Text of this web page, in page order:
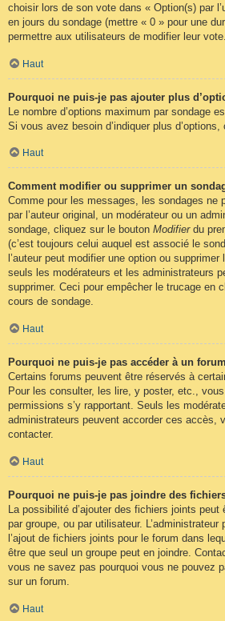
choisir lors de son vote dans « Option(s) par
en jours du sondage (mettre « 0 » pour une
permettre aux utilisateurs de modifier leur vote.
Haut
Pourquoi ne puis-je pas ajouter plus
Le nombre d’options maximum par sondage
Si vous avez besoin d’indiquer plus d’options,
Haut
Comment modifier ou supprimer un
Comme pour les messages, les sondages ne
par l’auteur original, un modérateur ou un
sondage, cliquez sur le bouton Modifierdu
(c’est toujours celui auquel est associé le
l’auteur peut modifier une option ou
seuls les modérateurs et les administrateurs
supprimer. Ceci pour empêcher le trucage en
cours de sondage.
Haut
Pourquoi ne puis-je pas accéder à un
Certains forums peuvent être réservés à
Pour les consulter, les lire, y poster, etc.,
permissions s’y rapportant. Seuls les
administrateurs peuvent accorder ces accès,
contacter.
Haut
Pourquoi ne puis-je pas joindre des
La possibilité d’ajouter des fichiers joints peut
par groupe, ou par utilisateur.
l’ajout de fichiers joints pour le forum dans
être que seul un groupe peut en joindre.
vous ne savez pas pourquoi vous ne pouvez
sur un forum.
Haut